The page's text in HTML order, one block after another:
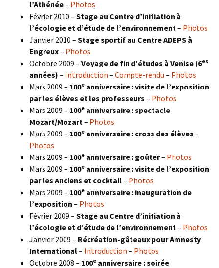
l’Athénée– Photos
Février 2010 – Stage au Centre d’initiation à
l’écologie et d’étude de l’environnement – Photos
Janvier 2010 – Stage sportif au Centre ADEPS à
Engreux– Photos
Octobre 2009 – Voyage de fin d’études à Venise (6es
années) – Introduction – Compte-rendu – Photos
Mars 2009 – 100e anniversaire : visite de l’exposition
par les élèves et les professeurs – Photos
Mars 2009 – 100e anniversaire : spectacle
Mozart/Mozart – Photos
Mars 2009 – 100e anniversaire : cross des élèves –
Photos
Mars 2009 – 100e anniversaire : goûter– Photos
Mars 2009 – 100e anniversaire : visite de l’exposition
par les Anciens et cocktail– Photos
Mars 2009 – 100e anniversaire : inauguration de
l’exposition – Photos
Février 2009 – Stage au Centre d’initiation à
l’écologie et d’étude de l’environnement – Photos
Janvier 2009 – Récréation-gâteaux pour Amnesty
International– Introduction – Photos
Octobre 2008 – 100e anniversaire : soirée